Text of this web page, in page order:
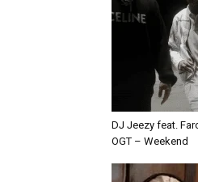
DJ Jeezy feat.
OGT – Weekend